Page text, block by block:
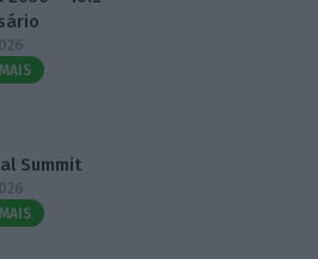
Summit